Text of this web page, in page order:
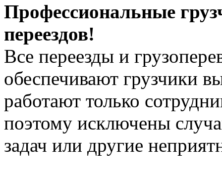
Профессиональные
переездов!
Все переезды и
обеспечивают грузчики
работают только
поэтому исключены
задач или другие